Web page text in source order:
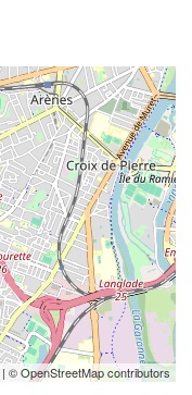
| © OpenStreetMap contributors